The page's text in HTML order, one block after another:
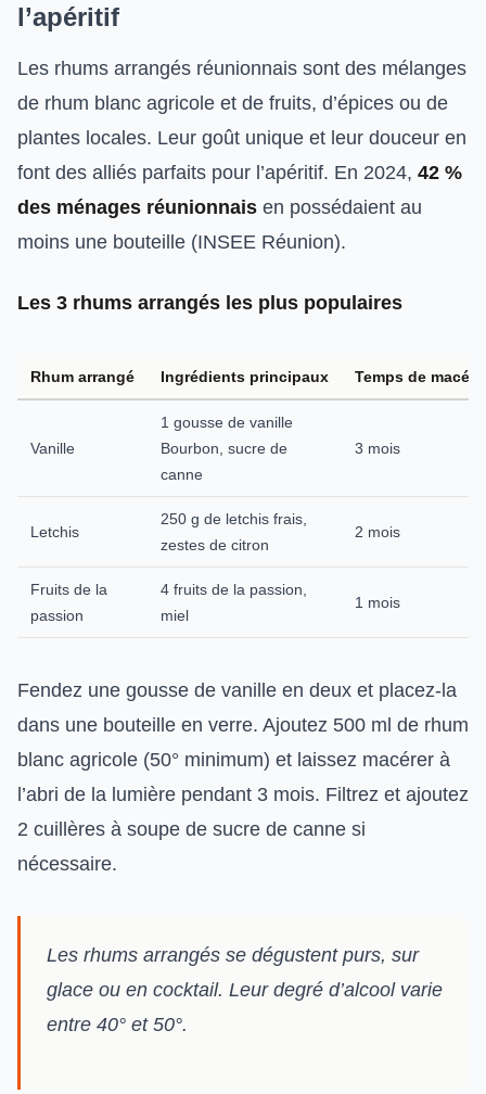
l’apéritif
Les rhums arrangés réunionnais sont des mélanges
de rhum blanc agricole et de fruits, d’épices ou de
plantes locales. Leur goût unique et leur douceur en
font des alliés parfaits pour l’apéritif. En 2024, 42 %
des ménages réunionnais en possédaient au
moins une bouteille (INSEE Réunion).
Les 3 rhums arrangés les plus populaires
Rhum arrangé Ingrédients principaux Temps de
Vanille
1 gousse de vanille
Bourbon, sucre de
canne
3 mois
Letchis
250 g de letchis frais,
zestes de citron
2 mois
Fruits de la
passion
4 fruits de la passion,
miel
1 mois
Fendez une gousse de vanille en deux et placez-la
dans une bouteille en verre. Ajoutez 500 ml de rhum
blanc agricole (50° minimum) et laissez macérer à
l’abri de la lumière pendant 3 mois. Filtrez et ajoutez
2 cuillères à soupe de sucre de canne si
nécessaire.
Les rhums arrangés se dégustent purs, sur
glace ou en cocktail. Leur degré d’alcool varie
entre 40° et 50°.